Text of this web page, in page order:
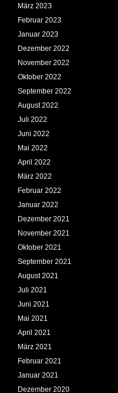
März 2023
Februar 2023
Januar 2023
Dezember 2022
November 2022
Oktober 2022
September 2022
August 2022
Juli 2022
Juni 2022
Mai 2022
April 2022
März 2022
Februar 2022
Januar 2022
Dezember 2021
November 2021
Oktober 2021
September 2021
August 2021
Juli 2021
Juni 2021
Mai 2021
April 2021
März 2021
Februar 2021
Januar 2021
Dezember 2020